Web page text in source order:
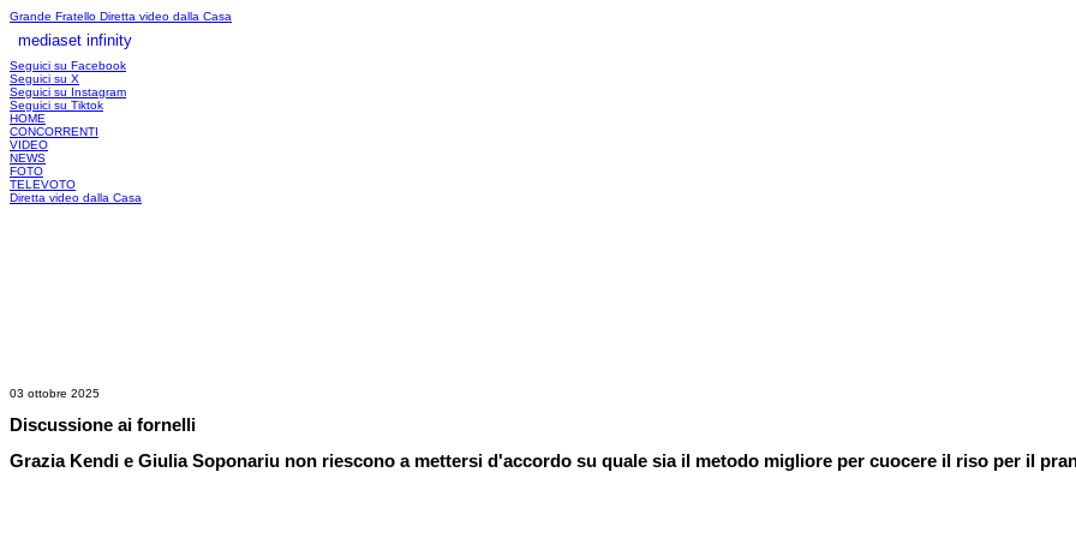
Grande Fratello Diretta video dalla Casa
mediaset infinity
Seguici su Facebook
Seguici su X
Seguici su Instagram
Seguici su Tiktok
HOME
CONCORRENTI
VIDEO
NEWS
FOTO
TELEVOTO
Diretta video dalla Casa
03 ottobre 2025
Discussione ai fornelli
Grazia Kendi e Giulia Soponariu non riescono a mettersi d'accordo su quale sia il metodo migliore per cuocere il riso per il